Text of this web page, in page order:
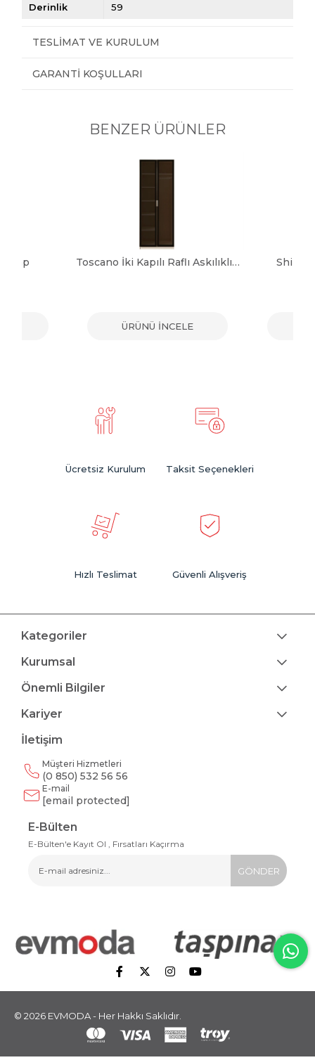
Derinlik 59
TESLIMAT VE KURULUM
GARANTI KOŞULLARI
BENZER ÜRÜNLER
Toscano İki Kapılı Raflı Askılıklı Dolap
ÜRÜNÜ İNCELE
Shine
Ücretsiz Kurulum Taksit Seçenekleri
Hızlı Teslimat Güvenli Alışveriş
Kategoriler
Kurumsal
Önemli Bilgiler
Kariyer
İletişim
Müşteri Hizmetleri
(0 850) 532 56 56
E-mail
[email protected]
E-Bülten
E-Bülten'e Kayıt Ol , Fırsatları Kaçırma
GÖNDER
© 2026 EVMODA - Her Hakkı Saklıdır.